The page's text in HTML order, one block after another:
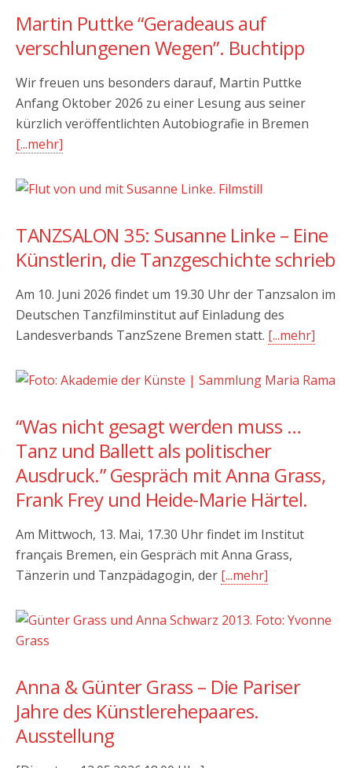
Martin Puttke “Geradeaus auf
verschlungenen Wegen”. Buchtipp
Wir freuen uns besonders darauf, Martin Puttke
Anfang Oktober 2026 zu einer Lesung aus seiner
kürzlich veröffentlichten Autobiografie in Bremen
[...mehr]
TANZSALON 35: Susanne Linke – Eine
Künstlerin, die Tanzgeschichte schrieb
Am 10. Juni 2026 findet um 19.30 Uhr der Tanzsalon im
Deutschen Tanzfilminstitut auf Einladung des
Landesverbands TanzSzene Bremen statt. [...mehr]
“Was nicht gesagt werden muss …
Tanz und Ballett als politischer
Ausdruck.” Gespräch mit Anna Grass,
Frank Frey und Heide-Marie Härtel.
Am Mittwoch, 13. Mai, 17.30 Uhr findet im Institut
français Bremen, ein Gespräch mit Anna Grass,
Tänzerin und Tanzpädagogin, der [...mehr]
Anna & Günter Grass – Die Pariser
Jahre des Künstlerehepaares.
Ausstellung